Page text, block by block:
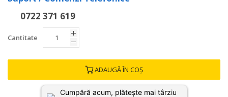
0722 371 619
Cantitate
ADAUGĂ ÎN COȘ
Cumpără acum, plătește mai târziu